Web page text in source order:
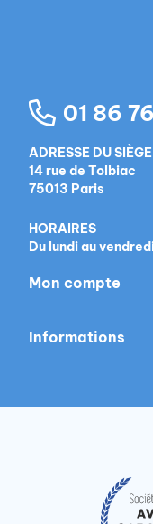
01 86
ADRESSE DU SIÈGE
14 rue de Tolbiac
75013 Paris
HORAIRES
Du lundi au
Mon compte
Informations